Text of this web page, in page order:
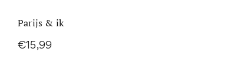
Parijs & ik
€15,99